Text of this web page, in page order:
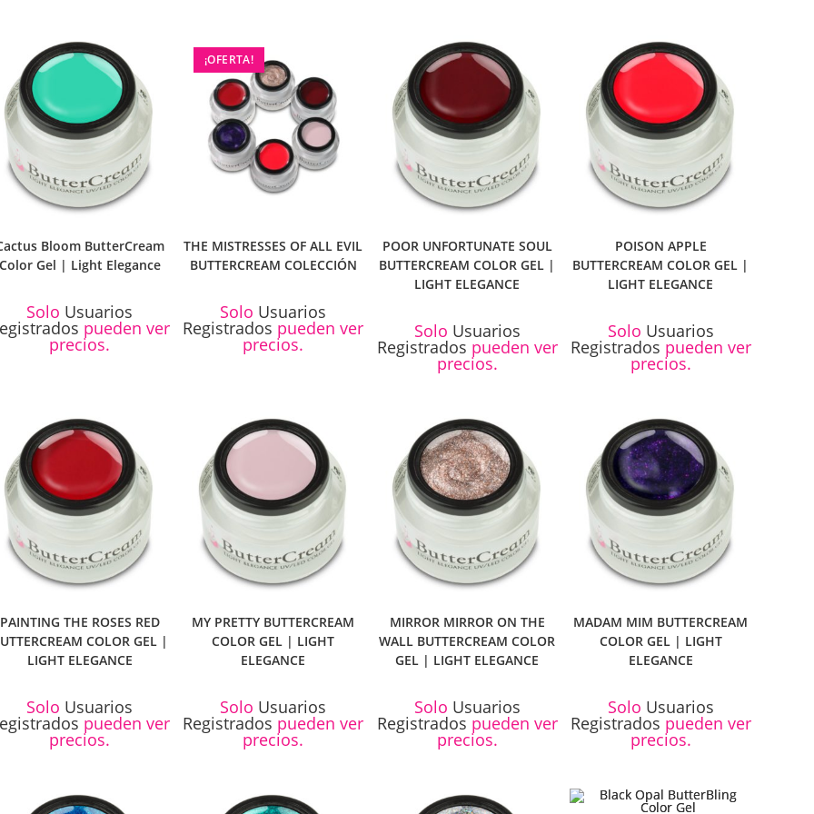
Bloom ButterCream
Gel | Light Elegance
Solo Usuarios
pueden ver
precios.
¡OFERTA!
THE MISTRESSES OF ALL EVIL
BUTTERCREAM COLECCIÓN
Solo Usuarios
Registrados pueden ver
precios.
POOR UNFORTUNATE SOUL
BUTTERCREAM COLOR GEL |
LIGHT ELEGANCE
Solo Usuarios
Registrados pueden ver
precios.
POISON APPLE
BUTTERCREAM COLOR GEL |
LIGHT ELEGANCE
Solo Usuarios
Registrados pueden ver
precios.
PAINTING THE ROSES RED
COLOR GEL |
LIGHT ELEGANCE
Solo Usuarios
pueden ver
precios.
MY PRETTY BUTTERCREAM
COLOR GEL | LIGHT
ELEGANCE
Solo Usuarios
Registrados pueden ver
precios.
MIRROR MIRROR ON THE
WALL BUTTERCREAM COLOR
GEL | LIGHT ELEGANCE
Solo Usuarios
Registrados pueden ver
precios.
MADAM MIM BUTTERCREAM
COLOR GEL | LIGHT
ELEGANCE
Solo Usuarios
Registrados pueden ver
precios.